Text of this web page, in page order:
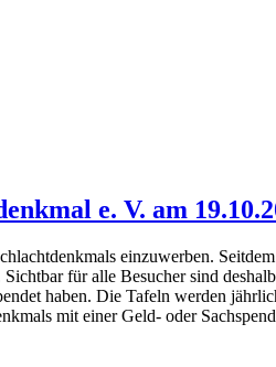
e. V. am
einzuwerben.
für alle Besucher sind
haben. Die Tafeln werden
mit einer Geld- oder